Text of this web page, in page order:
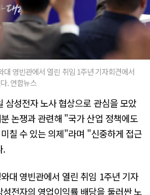
대 영빈관에서 열린 취임 1주년 기자회견에서
. 연합뉴스
삼성전자 노사 협상으로 관심을 모았
논쟁과 관련해 "국가 산업 정책에도
칠 수 있는 의제"라며 "신중하게 접근
.
대 영빈관에서 열린 취임 1주년 기자
전자의 영업이익률 배당을 둘러싼 노